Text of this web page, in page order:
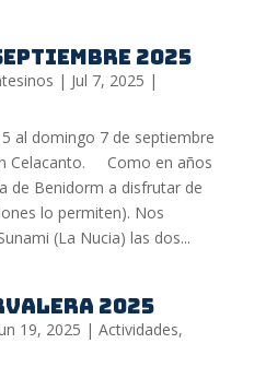
2025
| Jul 7, 2025 |
al domingo 7 de septiembre
Celacanto. Como en años
de Benidorm a disfrutar de
lo permiten). Nos
(La Nucia) las dos...
2025
19, 2025 | Actividades,